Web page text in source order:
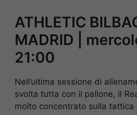
ATHLETIC
MADRID |
21:00
Nell’ultima sessione di
svolta tutta con il pallone, il
molto concentrato sulla tattica